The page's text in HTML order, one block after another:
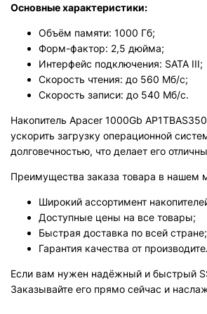
Основные характеристики:
Объём памяти: 1000 Гб;
Форм-фактор: 2,5 дюйма;
Интерфейс подключения: SATA III;
Скорость чтения: до 560 Мб/с;
Скорость записи: до 540 Мб/с.
Накопитель Apacer 1000Gb
ускорить загрузку операционной
долговечностью, что делает его
Преимущества заказа товара в нашем
Широкий ассортимент
Доступные цены на все товары;
Быстрая доставка по всей стране;
Гарантия качества от
Если вам нужен надёжный и быстрый
Заказывайте его прямо сейчас и